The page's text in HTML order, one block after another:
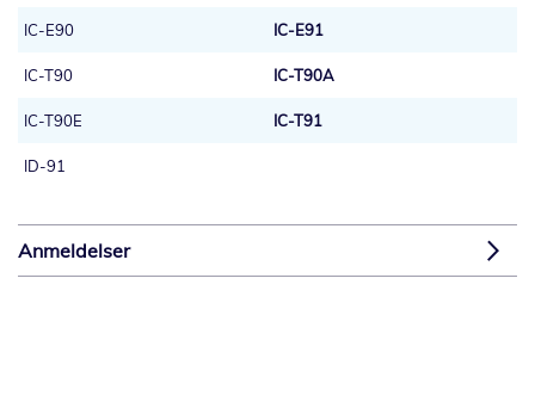
IC-E90 IC-E91
IC-T90 IC-T90A
IC-T90E IC-T91
ID-91
Anmeldelser